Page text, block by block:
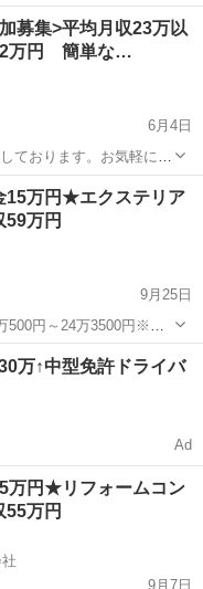
募集>平均月収23万以
2万円 簡単な…
6月4日
ております。お気軽にお
15万円★エクステリア
万円
9月25日
500円～24万3500円※勤
万7500円／53時間を含
万↑中型免許ドライバ
Ad
万円★リフォームコン
万円
9月7日